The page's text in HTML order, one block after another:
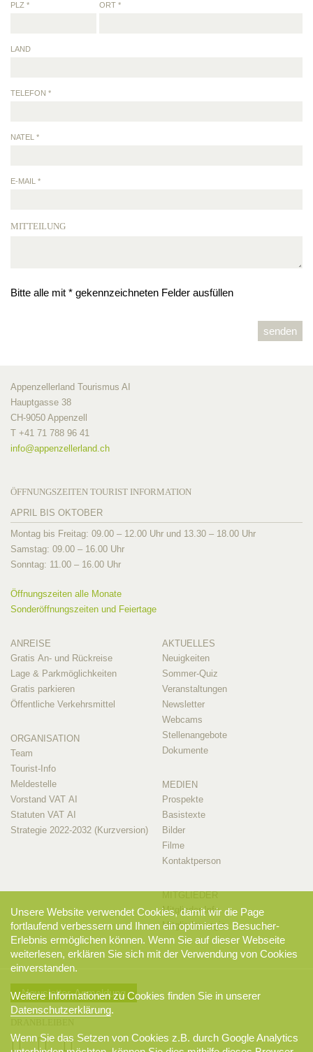
PLZ * ORT *
LAND
TELEFON *
NATEL *
E-MAIL *
MITTEILUNG
Bitte alle mit * gekennzeichneten Felder ausfüllen
Appenzellerland Tourismus AI
Hauptgasse 38
CH-9050 Appenzell
T +41 71 788 96 41
info@appenzellerland.ch
ÖFFNUNGSZEITEN TOURIST INFORMATION
APRIL BIS OKTOBER
Montag bis Freitag: 09.00 – 12.00 Uhr und 13.30 – 18.00 Uhr
Samstag: 09.00 – 16.00 Uhr
Sonntag: 11.00 – 16.00 Uhr
Öffnungszeiten alle Monate
Sonderöffnungszeiten und Feiertage
ANREISE
Gratis An- und Rückreise
Lage & Parkmöglichkeiten
Gratis parkieren
Öffentliche Verkehrsmittel
ORGANISATION
Team
Tourist-Info
Meldestelle
Vorstand VAT AI
Statuten VAT AI
Strategie 2022-2032 (Kurzversion)
AKTUELLES
Neuigkeiten
Sommer-Quiz
Veranstaltungen
Newsletter
Webcams
Stellenangebote
Dokumente
MEDIEN
Prospekte
Basistexte
Bilder
Filme
Kontaktperson
Mitglieder-Info
Mitglieder-Login
Newsletter-Anmeldung
Unsere Website verwendet Cookies, damit wir die Page
fortlaufend verbessern und Ihnen ein optimiertes Besucher-
Erlebnis ermöglichen können. Wenn Sie auf dieser Webseite
weiterlesen, erklären Sie sich mit der Verwendung von Cookies
einverstanden.
Weitere Informationen zu Cookies finden Sie in unserer
Datenschutzerklärung.
Wenn Sie das Setzen von Cookies z.B. durch Google Analytics